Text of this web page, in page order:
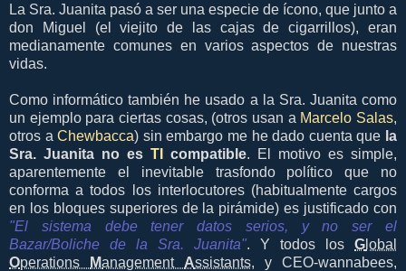
La Sra. Juanita pasó a ser una especie de ícono, que junto a
don Miguel (el viejito de las cajas de cigarrillos), eran
medianamente comunes en varios aspectos de nuestras
vidas.
Como informático también he usado a la Sra. Juanita como
un ejemplo para ciertas cosas, (otros usan a Marcelo Salas,
otros aChewbacca) sin embargo me he dado cuenta que la
Sra. Juanita no es TI compatible. El motivo es simple,
aparentemente el inevitable trasfondo político que no
conforma a todos los interlocutores (habitualmente cargos
en los bloques superiores de la pirámide) es justificado con
"El sistema debe tener datos serios, y no ser el
Bazar/Boliche de la Sra. Juanita". Y todos los G lobal
Operations Management Assistants, y CEO-wannabees,